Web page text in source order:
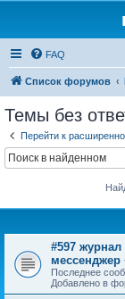
FAQ
Список форумов
Темы без
Перейти к
#597 журнал
мессенджер
Последнее
Добавлено в